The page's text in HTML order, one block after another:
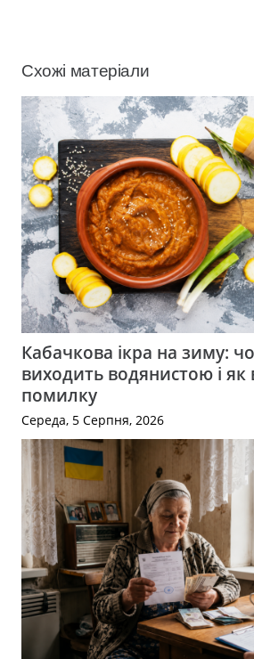
Схожі матеріали
Кабачкова ікра на зиму:
виходить водянистою і
помилку
Середа, 5 Серпня, 2026